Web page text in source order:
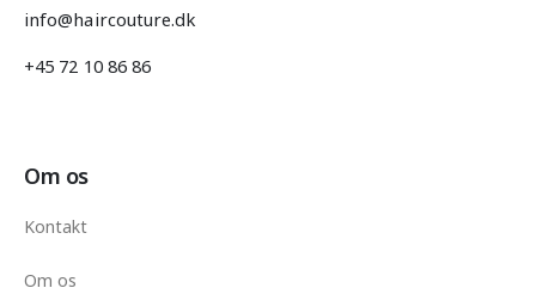
info@haircouture.dk
+45 72 10 86 86
Om os
Kontakt
Om os